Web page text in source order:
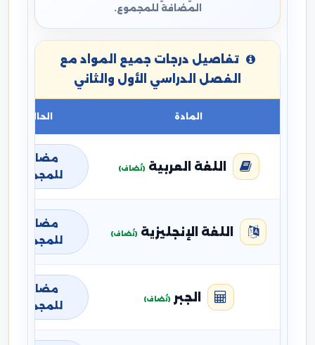
المضافة للمجموع.
تفاصيل درجات جميع المواد مع
الفصل الدراسي الأول والثاني
المادة الحالة
اللغة العربية (تُضاف)
مضافة
للمجموع
اللغة الإنجليزية (تُضاف)
مضافة
للمجموع
الجبر (تُضاف)
مضافة
للمجموع